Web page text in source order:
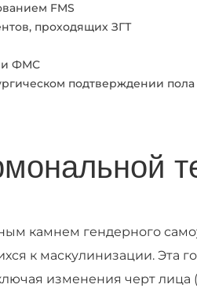
FMS
проходящих ЗГТ
и ФМС
подтверждении пола
камнем гендерного
к маскулинизации. Эта
изменения черт лица